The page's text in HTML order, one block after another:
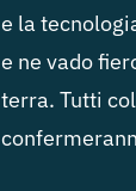
e la
e ne vado
terra. Tutti